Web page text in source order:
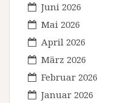
Juni 2026
Mai 2026
April 2026
März 2026
Februar 2026
Januar 2026